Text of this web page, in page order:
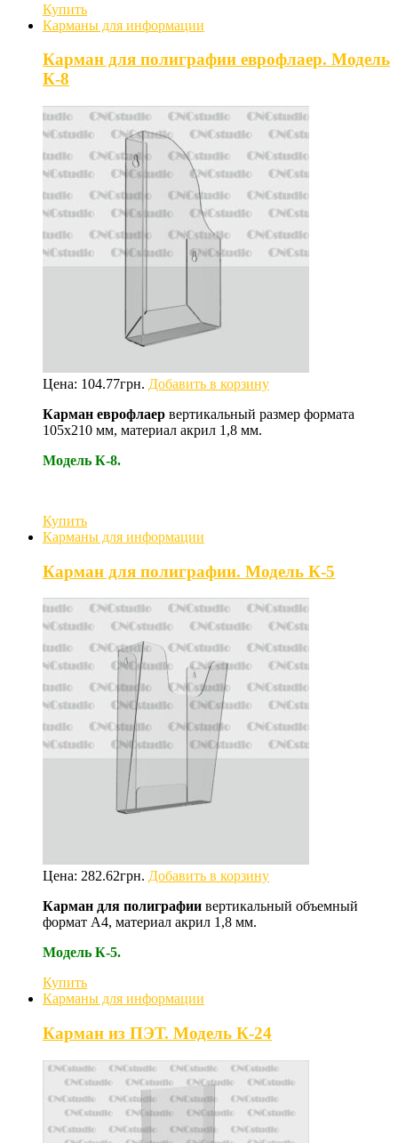
Купить
Карманы для информации
Карман для полиграфии еврофлаер. Модель
К-8
Цена: 104.77грн. Добавить в корзину
Карман еврофлаер вертикальный размер формата
105х210 мм, материал акрил 1,8 мм.
Модель К-8.
Купить
Карманы для информации
Карман для полиграфии. Модель К-5
Цена: 282.62грн. Добавить в корзину
Карман для полиграфии вертикальный объемный
формат А4, материал акрил 1,8 мм.
Модель К-5.
Купить
Карманы для информации
Карман из ПЭТ. Модель К-24